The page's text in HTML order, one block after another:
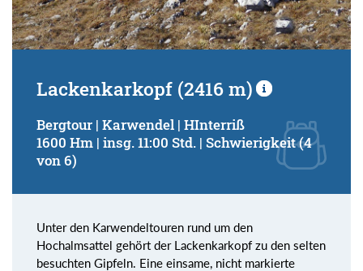
Lackenkarkopf (2416 m)
Bergtour | Karwendel | HInterriß
1600 Hm | insg. 11:00 Std. | Schwierigkeit (4
von 6)
Unter den Karwendeltouren rund um den
Hochalmsattel gehört der Lackenkarkopf zu den selten
besuchten Gipfeln. Eine einsame, nicht markierte